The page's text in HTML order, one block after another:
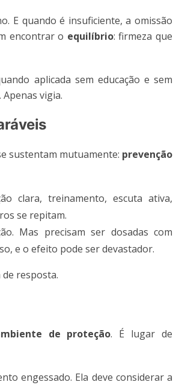
E quando é insuficiente, a omissão
encontrar o equilíbrio: firmeza que
aplicada sem educação e sem
vigia.
sustentam mutuamente: prevenção
clara, treinamento, escuta ativa,
se repitam.
Mas precisam ser dosadas com
e o efeito pode ser devastador.
resposta.
de proteção. É lugar de
engessado. Ela deve considerar a